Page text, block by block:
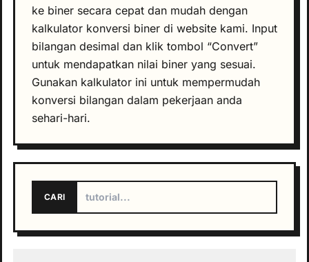
ke biner secara cepat dan mudah dengan
kalkulator konversi biner di website kami. Input
bilangan desimal dan klik tombol “Convert”
untuk mendapatkan nilai biner yang sesuai.
Gunakan kalkulator ini untuk mempermudah
konversi bilangan dalam pekerjaan anda
sehari-hari.
CARI